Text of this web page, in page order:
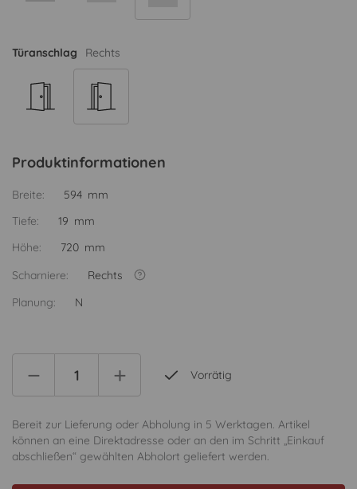
Türanschlag Rechts
Produktinformationen
Breite:
594 mm
Tiefe:
19 mm
Höhe:
720 mm
Scharniere:
Rechts
Planung:
N
Vorrätig
Bereit zur Lieferung oder Abholung in 5 Werktagen. Artikel
können an eine Direktadresse oder an den im Schritt „Einkauf
abschließen“ gewählten Abholort geliefert werden.